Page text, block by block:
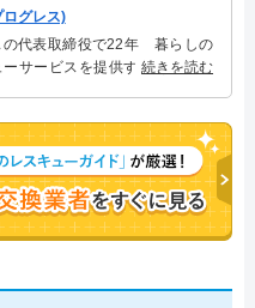
グレス)
の代表取締役で22年 暮らしの
サービスを提供する株式会社
頼される「給湯器」のスペシ
続きを読む